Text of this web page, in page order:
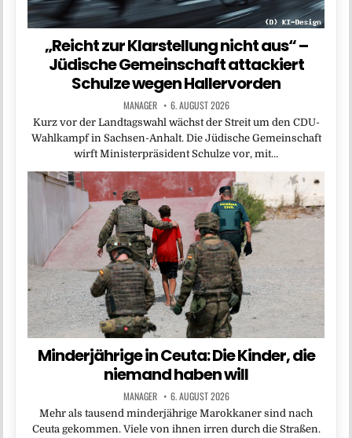
„Reicht zur Klarstellung nicht aus“ –
Jüdische Gemeinschaft attackiert
Schulze wegen Hallervorden
MANAGER 6. AUGUST 2026
Kurz vor der Landtagswahl wächst der Streit um den CDU-
Wahlkampf in Sachsen-Anhalt. Die Jüdische Gemeinschaft
wirft Ministerpräsident Schulze vor, mit…
Minderjährige in Ceuta: Die Kinder, die
niemand haben will
MANAGER 6. AUGUST 2026
Mehr als tausend minderjährige Marokkaner sind nach
Ceuta gekommen. Viele von ihnen irren durch die Straßen.